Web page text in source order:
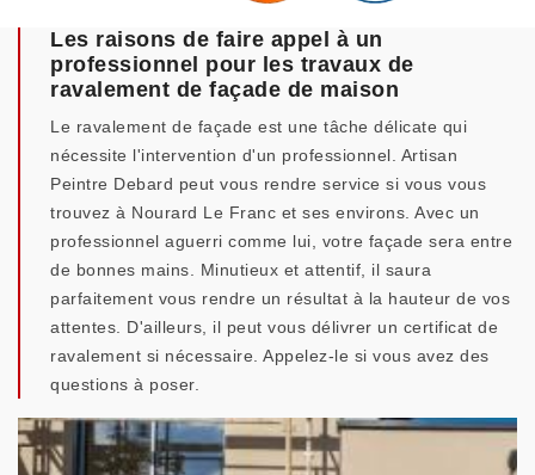
Les raisons de faire appel à un
professionnel pour les travaux de
ravalement de façade de maison
Le ravalement de façade est une tâche délicate qui
nécessite l'intervention d'un professionnel. Artisan
Peintre Debard peut vous rendre service si vous vous
trouvez à Nourard Le Franc et ses environs. Avec un
professionnel aguerri comme lui, votre façade sera entre
de bonnes mains. Minutieux et attentif, il saura
parfaitement vous rendre un résultat à la hauteur de vos
attentes. D'ailleurs, il peut vous délivrer un certificat de
ravalement si nécessaire. Appelez-le si vous avez des
questions à poser.